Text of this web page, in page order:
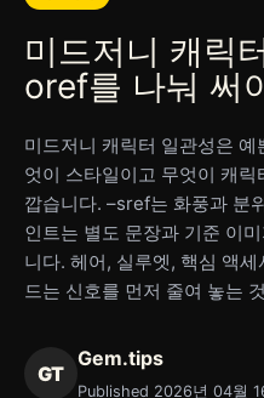
미드저니 캐릭
oref를 나눠 써
미드저니 캐릭터 일관성은
엇이 스타일이고 무엇이 캐
깝습니다. –sref는 화풍과 분
인트는 별도 문장과 기준 이
니다. 헤어, 실루엣, 핵심 액
드는 신호를 먼저 줄여 놓는
GT
Gem.tips
Published 2026년 04월